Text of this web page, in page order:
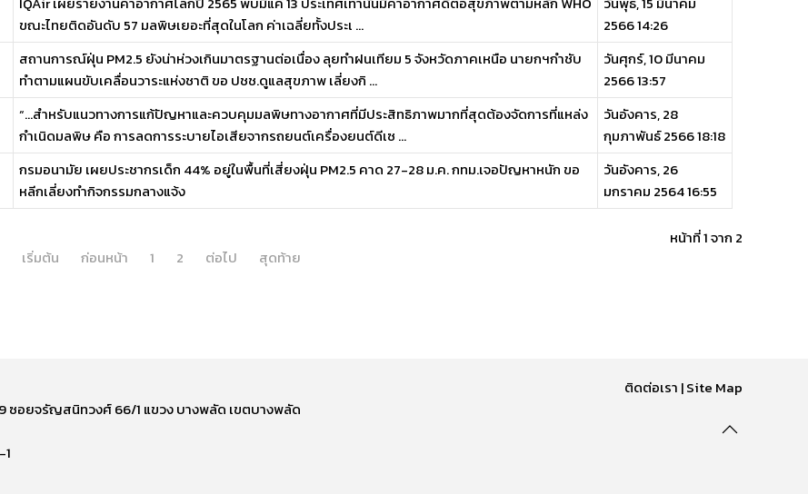
ขณะไทยติดอันดับ 57 มลพิษเยอะที่สุดในโลก ค่าเฉลี่ยทั้งประเ ...
2566 14:26
สถานการณ์ฝุ่น PM2.5 ยังน่าห่วงเกินมาตรฐานต่อเนื่อง ลุยทำฝนเทียม 5 จังหวัดภาคเหนือ นายกฯกำชับ
ทำตามแผนขับเคลื่อนวาระแห่งชาติ ขอ ปชช.ดูแลสุขภาพ เลี่ยงกิ ...
วันศุกร์, 10 มีนาคม
2566 13:57
“…สำหรับแนวทางการแก้ปัญหาและควบคุมมลพิษทางอากาศที่มีประสิทธิภาพมากที่สุดต้องจัดการที่แหล่ง
กำเนิดมลพิษ คือ การลดการระบายไอเสียจากรถยนต์เครื่องยนต์ดีเซ ...
วันอังคาร, 28
กุมภาพันธ์ 2566 18:18
กรมอนามัย เผยประชากรเด็ก 44% อยู่ในพื้นที่เสี่ยงฝุ่น PM2.5 คาด 27-28 ม.ค. กทม.เจอปัญหาหนัก ขอ
หลีกเลี่ยงทำกิจกรรมกลางแจ้ง
วันอังคาร, 26
มกราคม 2564 16:55
หน้าที่ 1 จาก 2
เริ่มต้น
ก่อนหน้า 1 2 ต่อไป สุดท้าย
ซอยจรัญสนิทวงศ์ 66/1 แขวง บางพลัด เขตบางพลัด
ติดต่อเรา |Site Map